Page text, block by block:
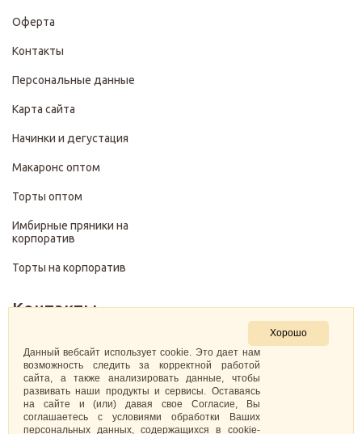
Оферта
Контакты
Персональные данные
Карта сайта
Начинки и дегустация
Макаронс оптом
Торты оптом
Имбирные пряники на
корпоратив
Торты на корпоратив
Контакты
+7 (499) 322-28-29
pirojenka.rf@gmail.com
Москва, Павелецкая набережная 10к1
Хорошо
Данный вебсайт использует cookie. Это дает нам
возможность следить за корректной работой
сайта, а также анализировать данные, чтобы
развивать наши продукты и сервисы. Оставаясь
на сайте и (или) давая свое Согласие, Вы
соглашаетесь с условиями обработки Ваших
персональных данных, содержащихся в cookie-